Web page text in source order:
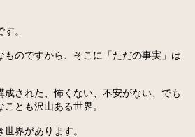
。
のですから、そこに「ただの事実」は
された、怖くない、不安がない、でも
とも沢山ある世界。
界があります。